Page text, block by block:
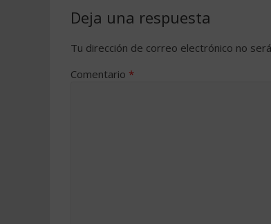
Deja una respuesta
Tu dirección de correo electrónico no
Comentario *